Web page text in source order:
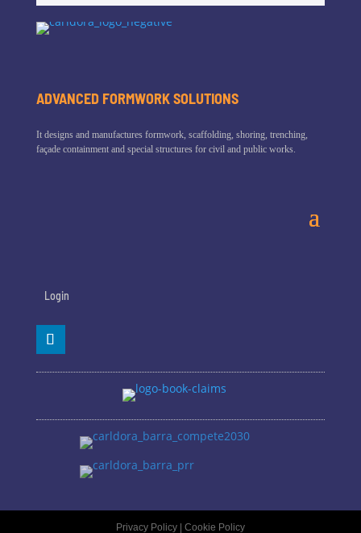
ADVANCED FORMWORK SOLUTIONS
It designs and manufactures formwork, scaffolding, shoring, trenching,
façade containment and special structures for civil and public works.
Login
Privacy Policy| Cookie Policy